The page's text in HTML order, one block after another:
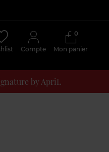
Compte Mon panier
0
by ApriL